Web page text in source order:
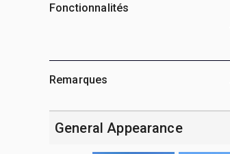
Fonctionnalités
Remarques
General Appearance